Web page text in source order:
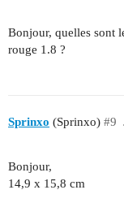
Bonjour, quelles sont
rouge 1.8 ?
Sprinxo (Sprinxo) #9
Bonjour,
14,9 x 15,8 cm